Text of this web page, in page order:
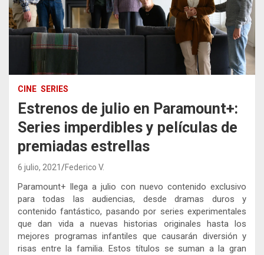
CINE SERIES
Estrenos de julio en Paramount+:
Series imperdibles y películas de
premiadas estrellas
6 julio, 2021 Federico V.
Paramount+ llega a julio con nuevo contenido exclusivo
para todas las audiencias, desde dramas duros y
contenido fantástico, pasando por series experimentales
que dan vida a nuevas historias originales hasta los
mejores programas infantiles que causarán diversión y
risas entre la familia. Estos títulos se suman a la gran